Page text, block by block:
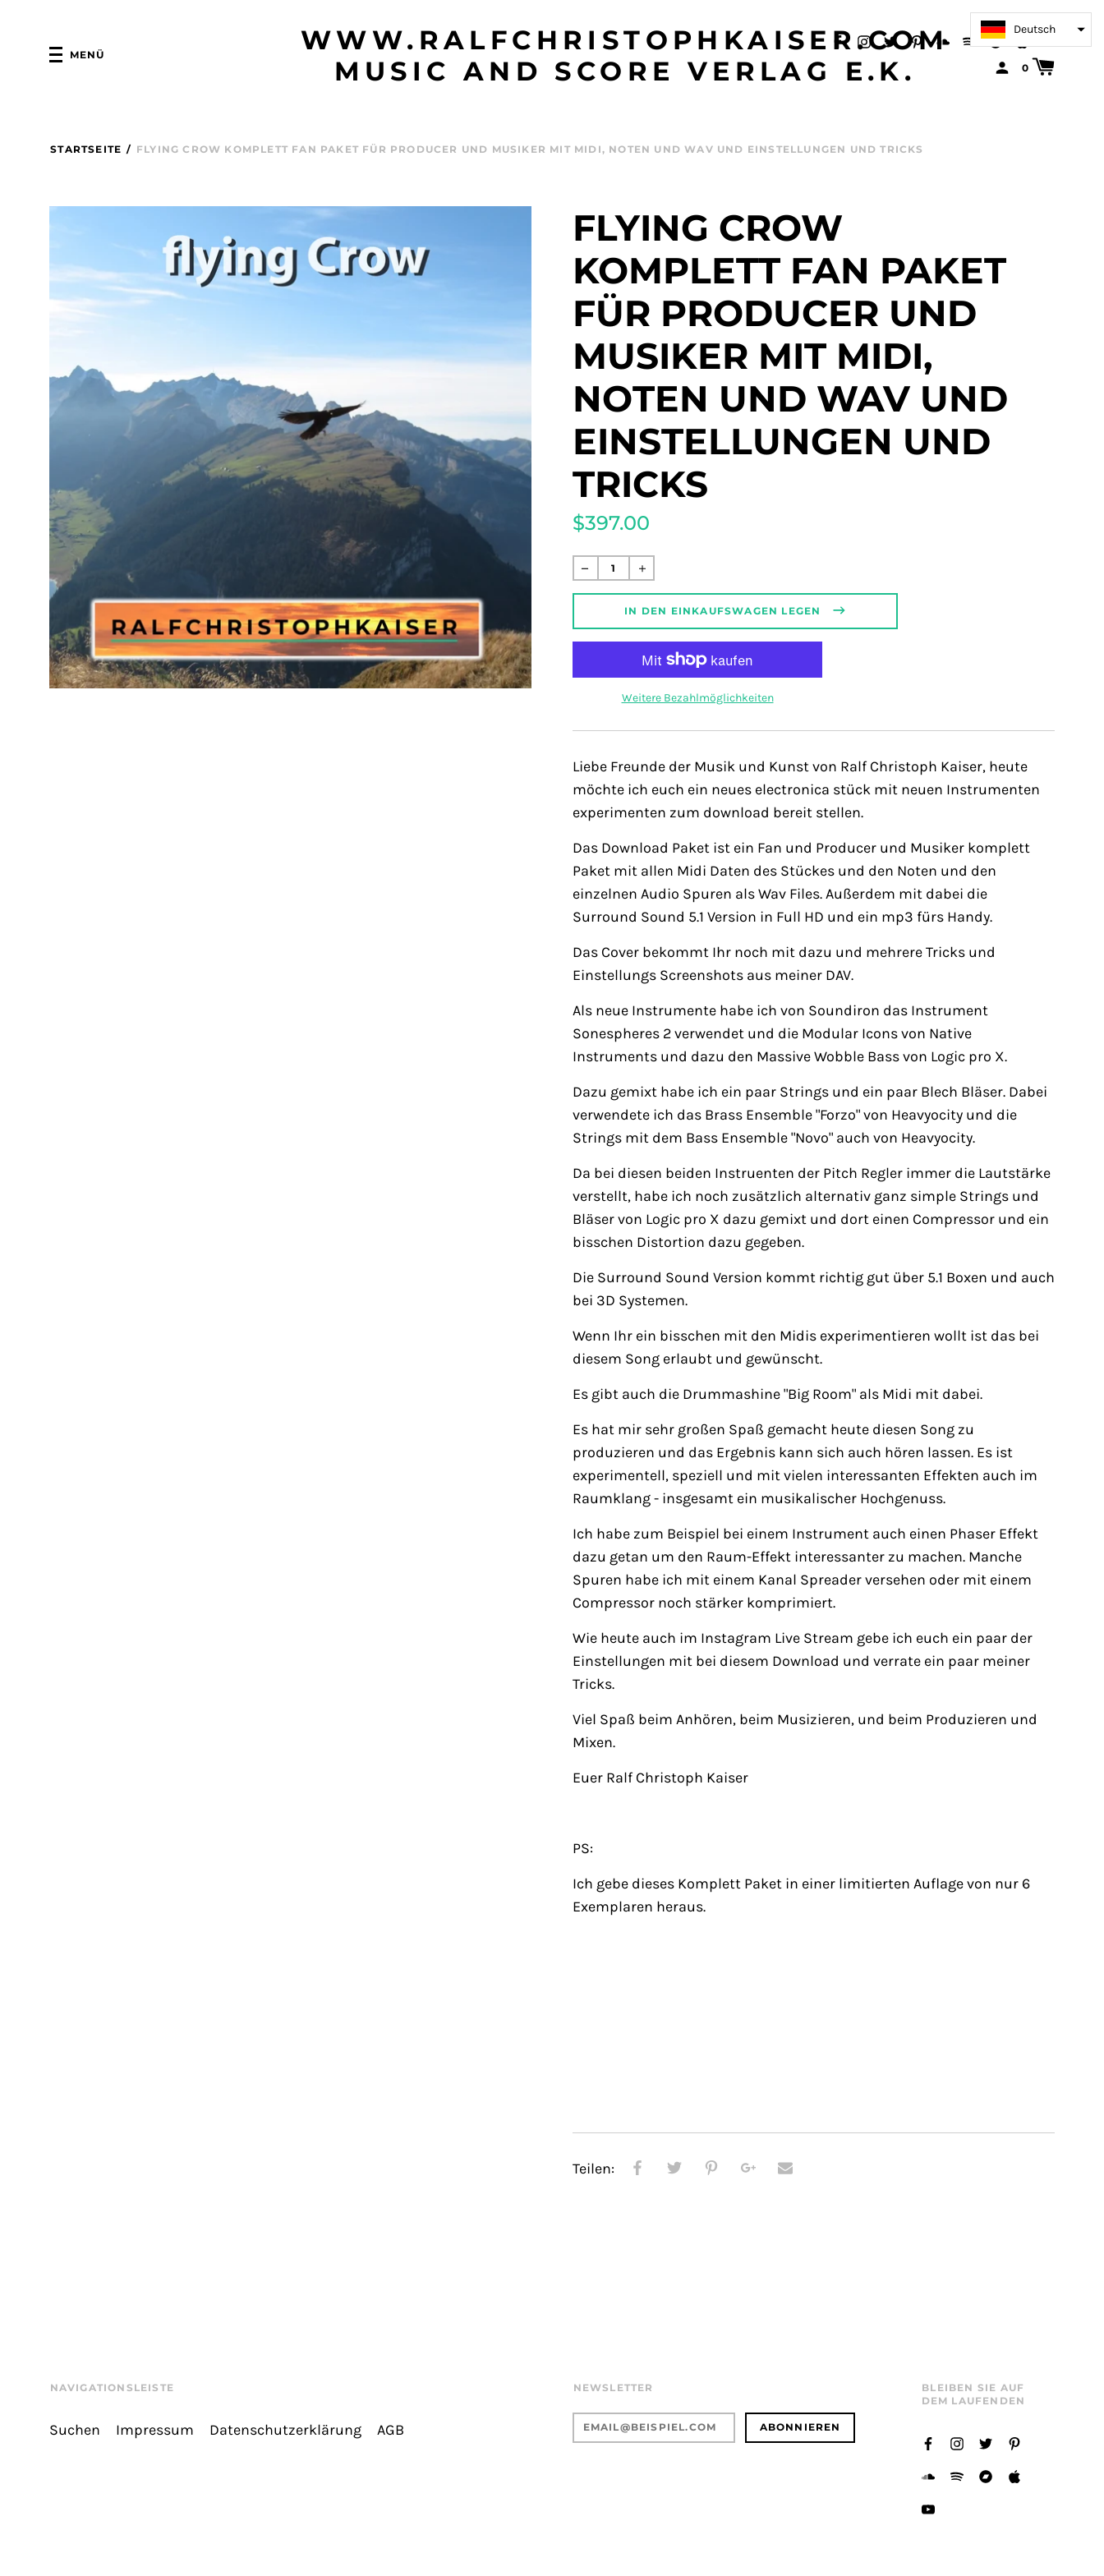
MENÜ
WWW.RALFCHRISTOPHKAISER.COM
MUSIC AND SCORE VERLAG E.K.
0
STARTSEITE / FLYING CROW KOMPLETT FAN PAKET FÜR PRODUCER UND MUSIKER MIT MIDI, NOTEN UND WAV UND EINSTELLUNGEN UND TRICKS
FLYING CROW
KOMPLETT FAN PAKET
FÜR PRODUCER UND
MUSIKER MIT MIDI,
NOTEN UND WAV UND
EINSTELLUNGEN UND
TRICKS
$397.00
Normaler
Preis
IN DEN EINKAUFSWAGEN LEGEN
Weitere Bezahlmöglichkeiten
Liebe Freunde der Musik und Kunst von Ralf Christoph Kaiser, heute
möchte ich euch ein neues electronica stück mit neuen Instrumenten
experimenten zum download bereit stellen.
Das Download Paket ist ein Fan und Producer und Musiker komplett
Paket mit allen Midi Daten des Stückes und den Noten und den
einzelnen Audio Spuren als Wav Files. Außerdem mit dabei die
Surround Sound 5.1 Version in Full HD und ein mp3 fürs Handy.
Das Cover bekommt Ihr noch mit dazu und mehrere Tricks und
Einstellungs Screenshots aus meiner DAV.
Als neue Instrumente habe ich von Soundiron das Instrument
Sonespheres 2 verwendet und die Modular Icons von Native
Instruments und dazu den Massive Wobble Bass von Logic pro X.
Dazu gemixt habe ich ein paar Strings und ein paar Blech Bläser. Dabei
verwendete ich das Brass Ensemble "Forzo" von Heavyocity und die
Strings mit dem Bass Ensemble "Novo" auch von Heavyocity.
Da bei diesen beiden Instruenten der Pitch Regler immer die Lautstärke
verstellt, habe ich noch zusätzlich alternativ ganz simple Strings und
Bläser von Logic pro X dazu gemixt und dort einen Compressor und ein
bisschen Distortion dazu gegeben.
Die Surround Sound Version kommt richtig gut über 5.1 Boxen und auch
bei 3D Systemen.
Wenn Ihr ein bisschen mit den Midis experimentieren wollt ist das bei
diesem Song erlaubt und gewünscht.
Es gibt auch die Drummashine "Big Room" als Midi mit dabei.
Es hat mir sehr großen Spaß gemacht heute diesen Song zu
produzieren und das Ergebnis kann sich auch hören lassen. Es ist
experimentell, speziell und mit vielen interessanten Effekten auch im
Raumklang - insgesamt ein musikalischer Hochgenuss.
Ich habe zum Beispiel bei einem Instrument auch einen Phaser Effekt
dazu getan um den Raum-Effekt interessanter zu machen. Manche
Spuren habe ich mit einem Kanal Spreader versehen oder mit einem
Compressor noch stärker komprimiert.
Wie heute auch im Instagram Live Stream gebe ich euch ein paar der
Einstellungen mit bei diesem Download und verrate ein paar meiner
Tricks.
Viel Spaß beim Anhören, beim Musizieren, und beim Produzieren und
Mixen.
Euer Ralf Christoph Kaiser
PS:
Ich gebe dieses Komplett Paket in einer limitierten Auflage von nur 6
Exemplaren heraus.
Teilen:
NAVIGATIONSLEISTE
Suchen Impressum Datenschutzerklärung AGB
NEWSLETTER
ABONNIEREN
BLEIBEN SIE AUF
DEM LAUFENDEN
Deutsch